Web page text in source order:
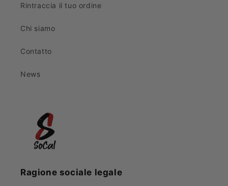
Rintraccia il tuo ordine
Chi siamo
Contatto
News
Ragione sociale legale